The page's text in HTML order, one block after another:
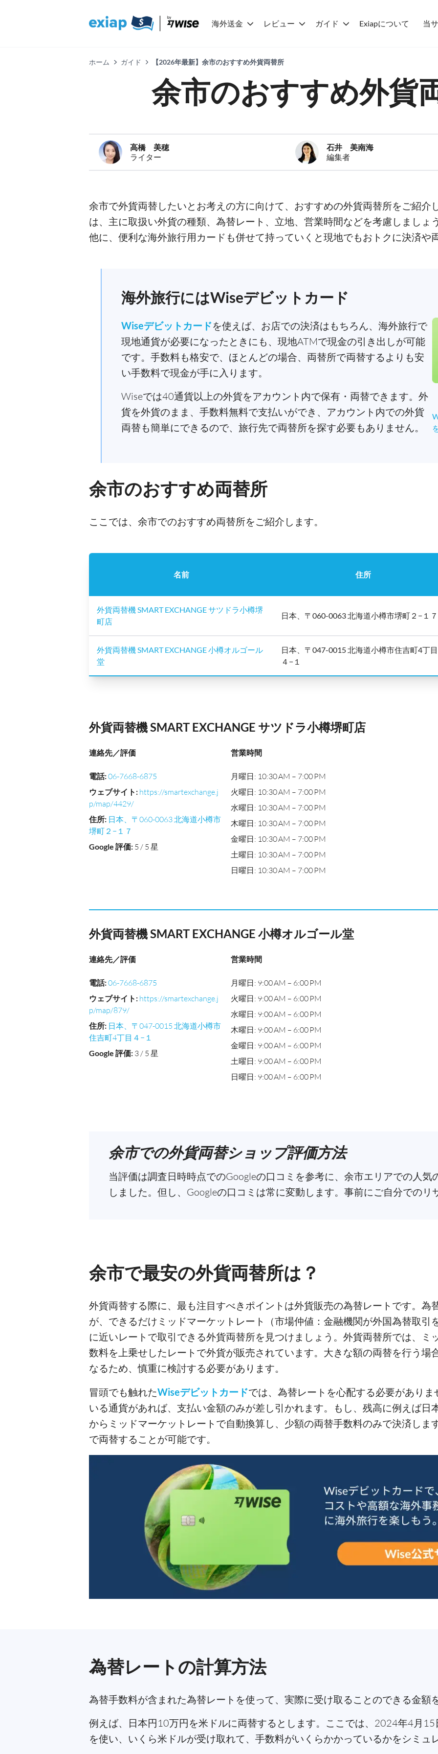
海外送金 レビュー ガイド Exiapについて 当
ホーム ガイド 【2026年最新】余市のおすすめ外貨両替所
余市のおすすめ外貨
高橋 美穂
ライター
石井 美南海
編集者
余市で外貨両替したいとお考えの方に向けて、おすすめの外貨両替所をご紹介
は、主に取扱い外貨の種類、為替レート、立地、営業時間などを考慮しましょ
他に、便利な海外旅行用カードも併せて持っていくと現地でもおトクに決済や
海外旅行にはWiseデビットカード
Wiseデビットカードを使えば、お店での決済はもちろん、海外旅行で
現地通貨が必要になったときにも、現地ATMで現金の引き出しが可能
です。手数料も格安で、ほとんどの場合、両替所で両替するよりも安
い手数料で現金が手に入ります。
Wiseでは40通貨以上の外貨をアカウント内で保有・両替できます。外
貨を外貨のまま、手数料無料で支払いができ、アカウント内での外貨
両替も簡単にできるので、旅行先で両替所を探す必要もありません。
余市のおすすめ両替所
ここでは、余市でのおすすめ両替所をご紹介します。
名前 住所
外貨両替機 SMART EXCHANGE サツドラ小樽堺
町店
日本、〒060-0063 北海道小樽市堺町２−１７
外貨両替機 SMART EXCHANGE 小樽オルゴール
堂
日本、〒047-0015 北海道小樽市住吉町4丁目
４−１
外貨両替機 SMART EXCHANGE サツドラ小樽堺町店
連絡先／評価
電話:06-7668-6875
ウェブサイト : https://smartexchange.j
p/map/4429/
住所: 日本、〒060-0063 北海道小樽市
堺町２−１７
Google 評価: 5 / 5 星
営業時間
月曜日: 10:30 AM – 7:00 PM
火曜日: 10:30 AM – 7:00 PM
水曜日: 10:30 AM – 7:00 PM
木曜日: 10:30 AM – 7:00 PM
金曜日: 10:30 AM – 7:00 PM
土曜日: 10:30 AM – 7:00 PM
日曜日: 10:30 AM – 7:00 PM
外貨両替機 SMART EXCHANGE 小樽オルゴール堂
連絡先／評価
電話:06-7668-6875
ウェブサイト : https://smartexchange.j
p/map/879/
住所: 日本、〒047-0015 北海道小樽市
住吉町4丁目４−１
Google 評価: 3 / 5 星
営業時間
月曜日: 9:00 AM – 6:00 PM
火曜日: 9:00 AM – 6:00 PM
水曜日: 9:00 AM – 6:00 PM
木曜日: 9:00 AM – 6:00 PM
金曜日: 9:00 AM – 6:00 PM
土曜日: 9:00 AM – 6:00 PM
日曜日: 9:00 AM – 6:00 PM
余市での外貨両替ショップ評価方法
当評価は調査日時時点でのGoogleの口コミを参考に、余市エリアでの人気
しました。但し、Googleの口コミは常に変動します。事前にご自分でのリ
余市で最安の外貨両替所は？
外貨両替する際に、最も注目すべきポイントは外貨販売の為替レートです。為
が、できるだけミッドマーケットレート（市場仲値：金融機関が外国為替取引
に近いレートで取引できる外貨両替所を見つけましょう。外貨両替所では、ミ
数料を上乗せしたレートで外貨が販売されています。大きな額の両替を行う場
なるため、慎重に検討する必要があります。
冒頭でも触れたWiseデビットカードでは、為替レートを心配する必要がありま
いる通貨があれば、支払い金額のみが差し引かれます。もし、残高に例えば日
からミッドマーケットレートで自動換算し、少額の両替手数料のみで決済しま
で両替することが可能です。
為替レートの計算方法
為替手数料が含まれた為替レートを使って、実際に受け取ることのできる金額
例えば、日本円10万円を米ドルに両替するとします。ここでは、2024年4月
を使い、いくら米ドルが受け取れて、手数料がいくらかかっているかをシミュ